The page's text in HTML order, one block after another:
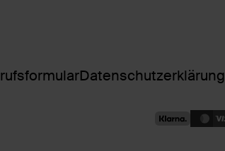
Datenschutzerklärung